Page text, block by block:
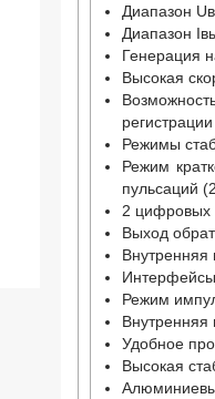
Диапазон
Диапазон
Генерация
Высокая
Режимы
Режим
пульсаций
2 цифровых
Выход
Режим
Внутренняя
Удобное
Высокая